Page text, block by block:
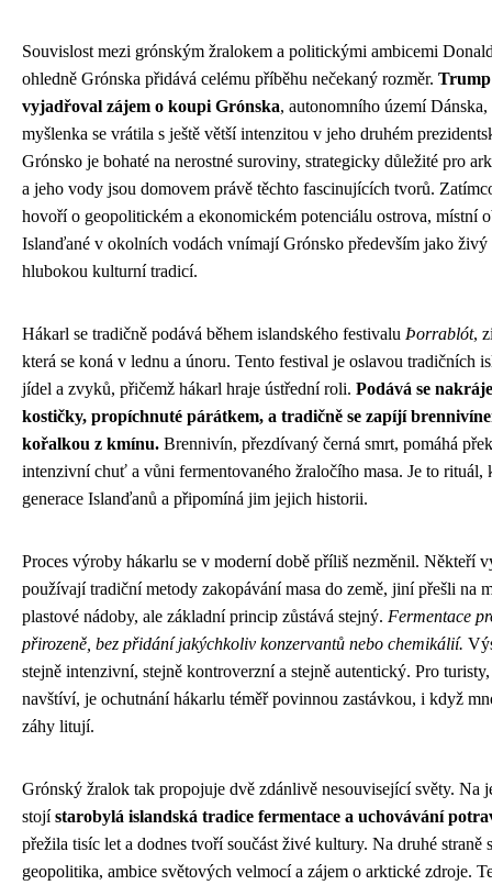
Souvislost mezi grónským žralokem a politickými ambicemi
ohledně Grónska přidává celému příběhu nečekaný rozměr. Trump
vyjadřoval zájem o koupi Grónska, autonomního území Dánska,
myšlenka se vrátila s ještě větší intenzitou v jeho druhém
Grónsko je bohaté na nerostné suroviny, strategicky důležité pro
a jeho vody jsou domovem právě těchto fascinujících tvorů.
hovoří o geopolitickém a ekonomickém potenciálu ostrova, místní
Islanďané v okolních vodách vnímají Grónsko především jako živý
hlubokou kulturní tradicí.
Hákarl se tradičně podává během islandského festivalu Þorrablót,
která se koná v lednu a únoru. Tento festival je oslavou tradičních
jídel a zvyků, přičemž hákarl hraje ústřední roli. Podává se
kostičky, propíchnuté párátkem, a tradičně se zapíjí
kořalkou z kmínu. Brennivín, přezdívaný černá smrt, pomáhá
intenzivní chuť a vůni fermentovaného žraločího masa. Je to rituál,
generace Islanďanů a připomíná jim jejich historii.
Proces výroby hákarlu se v moderní době příliš nezměnil. Někteří
používají tradiční metody zakopávání masa do země, jiní přešli na
plastové nádoby, ale základní princip zůstává stejný. Fermentace
přirozeně, bez přidání jakýchkoliv konzervantů nebo chemikálií.
stejně intenzivní, stejně kontroverzní a stejně autentický. Pro
navštíví, je ochutnání hákarlu téměř povinnou zastávkou, i když
záhy litují.
Grónský žralok tak propojuje dvě zdánlivě nesouvisející světy. Na
stojístarobylá islandská tradice fermentace a uchovávání
přežila tisíc let a dodnes tvoří součást živé kultury. Na druhé straně
geopolitika, ambice světových velmocí a zájem o arktické zdroje.